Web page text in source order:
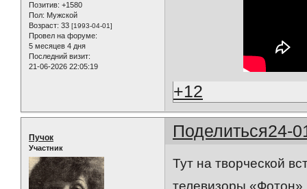
Позитив: +1580
Пол: Мужской
Возраст: 33 [1993-04-01]
Провел на форуме:
5 месяцев 4 дня
Последний визит:
21-06-2026 22:05:19
+12
Поделиться24-
Пучок
Участник
Тут на творческой
телевизоры «Фотон‎».